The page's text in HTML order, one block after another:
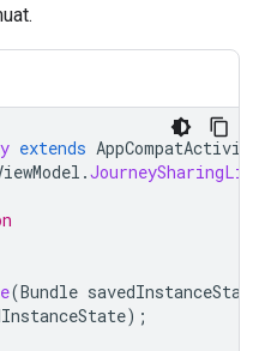
extends AppCompatActivity
.
(Bundle savedInstanceState
);